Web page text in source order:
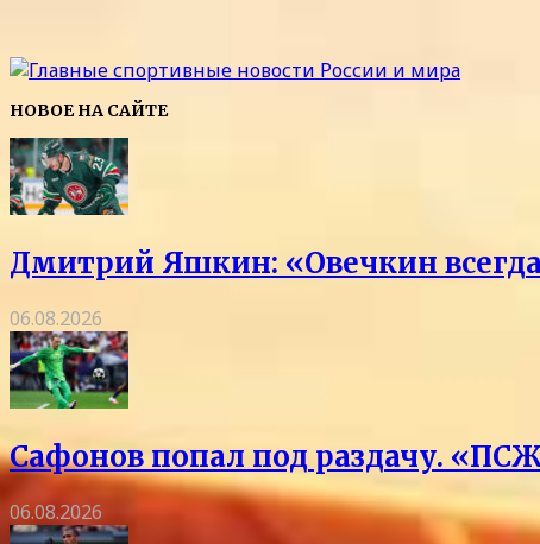
НОВОЕ НА САЙТЕ
Дмитрий Яшкин: «Овечкин
06.08.2026
Сафонов попал под раздачу.
06.08.2026